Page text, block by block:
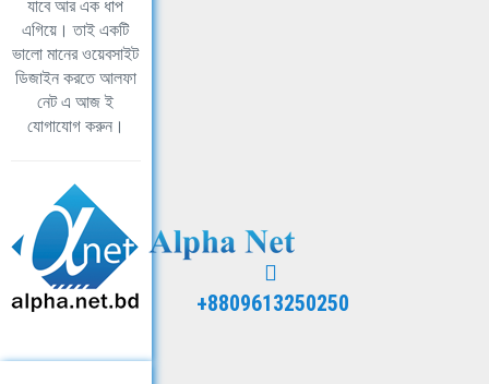
যাবে আর এক ধাপ
এগিয়ে। তাই একটি
ভালো মানের ওয়েবসাইট
ডিজাইন করতে আলফা
নেট এ আজ ই
যোগাযোগ করুন।
+8809613250250